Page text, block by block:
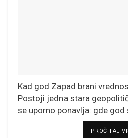
Kad god Zapad brani
Postoji jedna stara
se uporno ponavlja: gde god
PROČITAJ